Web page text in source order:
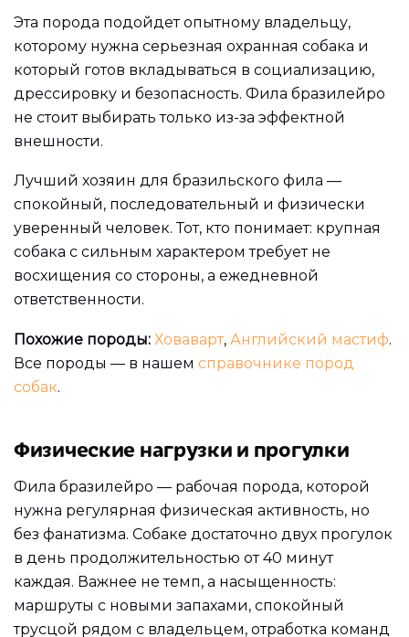
Эта порода подойдет опытному владельцу,
которому нужна серьезная охранная собака и
который готов вкладываться в социализацию,
дрессировку и безопасность. Фила бразилейро
не стоит выбирать только из-за эффектной
внешности.
Лучший хозяин для бразильского фила —
спокойный, последовательный и физически
уверенный человек. Тот, кто понимает: крупная
собака с сильным характером требует не
восхищения со стороны, а ежедневной
ответственности.
Похожие породы: Ховаварт, Английский мастиф.
Все породы — в нашем справочнике пород
собак.
Физические нагрузки и прогулки
Фила бразилейро — рабочая порода, которой
нужна регулярная физическая активность, но
без фанатизма. Собаке достаточно двух прогулок
в день продолжительностью от 40 минут
каждая. Важнее не темп, а насыщенность:
маршруты с новыми запахами, спокойный
трусцой рядом с владельцем, отработка команд